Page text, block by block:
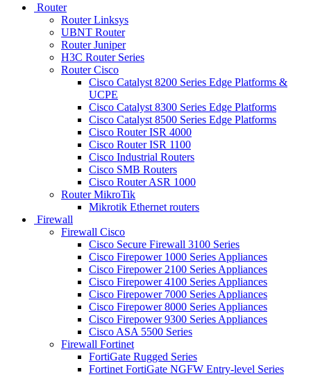
Router
Router Linksys
UBNT Router
Router Juniper
H3C Router Series
Router Cisco
Cisco Catalyst 8200 Series Edge Platforms &
UCPE
Cisco Catalyst 8300 Series Edge Platforms
Cisco Catalyst 8500 Series Edge Platforms
Cisco Router ISR 4000
Cisco Router ISR 1100
Cisco Industrial Routers
Cisco SMB Routers
Cisco Router ASR 1000
Router MikroTik
Mikrotik Ethernet routers
Firewall
Firewall Cisco
Cisco Secure Firewall 3100 Series
Cisco Firepower 1000 Series Appliances
Cisco Firepower 2100 Series Appliances
Cisco Firepower 4100 Series Appliances
Cisco Firepower 7000 Series Appliances
Cisco Firepower 8000 Series Appliances
Cisco Firepower 9300 Series Appliances
Cisco ASA 5500 Series
Firewall Fortinet
FortiGate Rugged Series
Fortinet FortiGate NGFW Entry-level Series